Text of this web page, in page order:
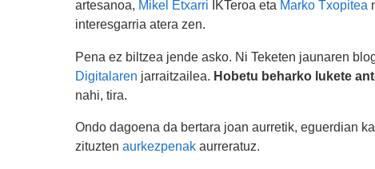
artesanoa, Mikel Etxarri IKTeroa eta Marko Txopitea
interesgarria atera zen.
Pena ez biltzea jende asko. Ni Teketen jaunaren
Digitalaren jarraitzailea. Hobetu beharko lukete
nahi, tira.
Ondo dagoena da bertara joan aurretik, eguerdian
zituzten aurkezpenakaurreratuz.